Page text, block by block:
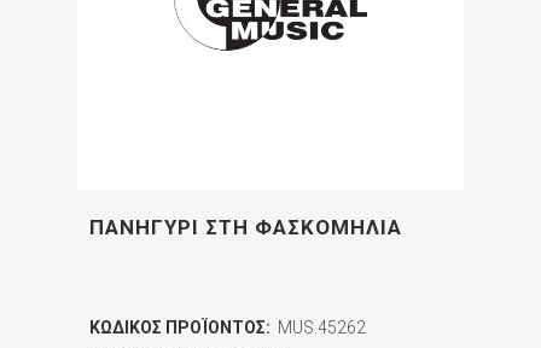
ΠΑΝΗΓΥΡΙ ΣΤΗ ΦΑΣΚΟΜΗΛΙΑ
ΚΩΔΙΚΌΣ ΠΡΟΪΌΝΤΟΣ: MUS.45262